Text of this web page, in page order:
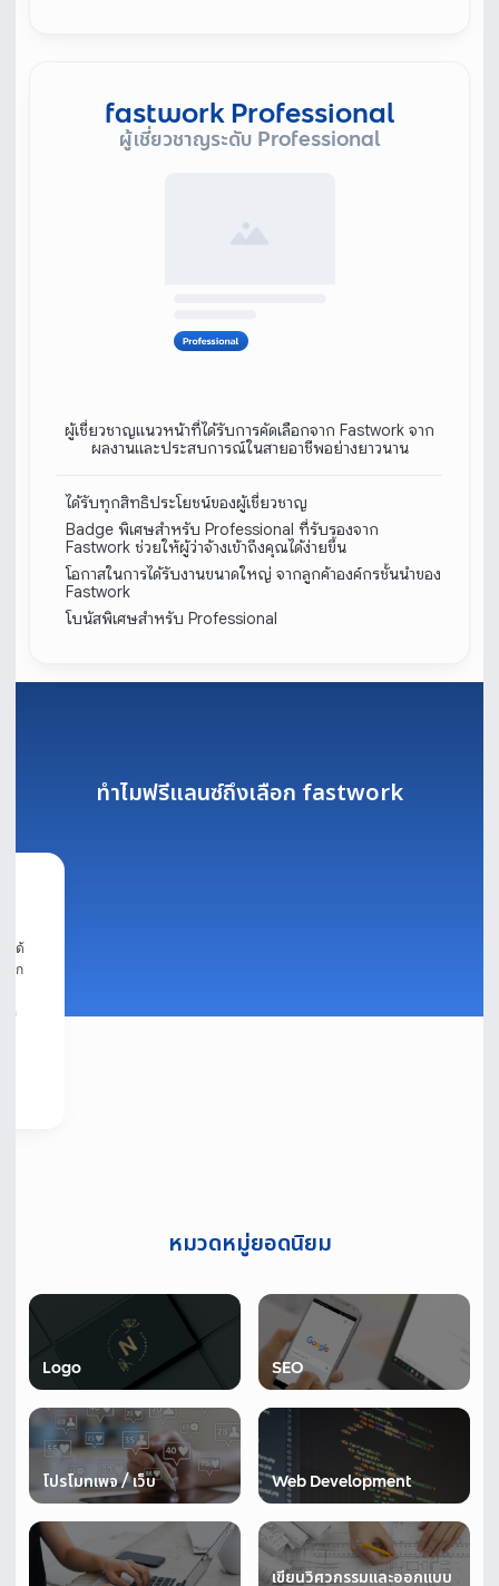
fastwork Professional
ผู้เชี่ยวชาญระดับ Professional
ผู้เชี่ยวชาญแนวหน้าที่ได้รับการคัดเลือกจาก Fastwork จาก
ผลงานและประสบการณ์ในสายอาชีพอย่างยาวนาน
ได้รับทุกสิทธิประโยชน์ของผู้เชี่ยวชาญ
Badge พิเศษสำหรับ Professional ที่รับรองจาก
Fastwork ช่วยให้ผู้ว่าจ้างเข้าถึงคุณได้ง่ายขึ้น
โอกาสในการได้รับงานขนาดใหญ่ จากลูกค้าองค์กรชั้นนำของ
Fastwork
โบนัสพิเศษสำหรับ Professional
ทำไมฟรีแลนซ์ถึงเลือก fastwork
ได้
าก
อ
หมวดหมู่ยอดนิยม
Logo SEO
โปรโมทเพจ / เว็บ Web Development
เขียนวิศวกรรมและออกแบบ